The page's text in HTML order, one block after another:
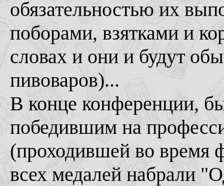
обязательностью их
поборами, взятками и
словах и они и будут
пивоваров)...
В конце конференции,
победившим на
(проходившей во время
всех медалей набрали